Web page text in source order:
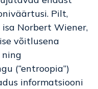
Pilt,
Norbert Wiener,
võitlusena
(“entroopia”)
informatsiooni